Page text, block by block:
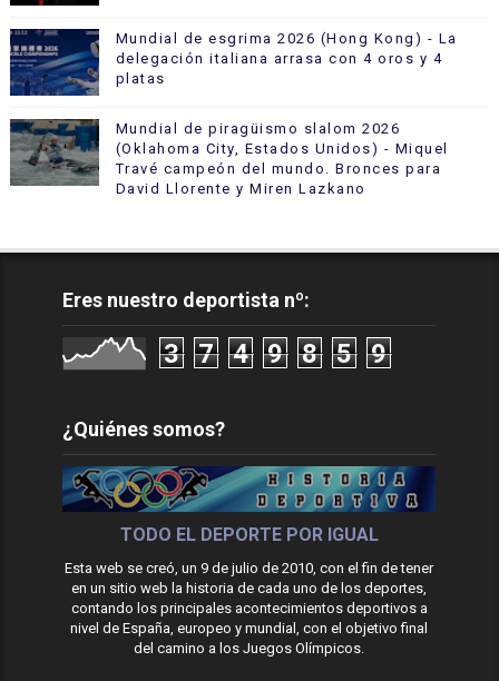
Mundial de esgrima 2026 (Hong Kong) - La
delegación italiana arrasa con 4 oros y 4
platas
Mundial de piragüismo slalom 2026
(Oklahoma City, Estados Unidos) - Miquel
Travé campeón del mundo. Bronces para
David Llorente y Miren Lazkano
Eres nuestro deportista nº:
3 7 4 9 8 5 9
¿Quiénes somos?
TODO EL DEPORTE POR IGUAL
Esta web se creó, un 9 de julio de 2010, con el fin de tener
en un sitio web la historia de cada uno de los deportes,
contando los principales acontecimientos deportivos a
nivel de España, europeo y mundial, con el objetivo final
del camino a los Juegos Olímpicos.